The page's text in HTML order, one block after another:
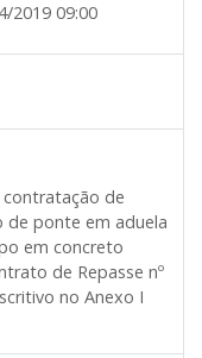
2019 09:00
de
de ponte em aduela
em concreto
de Repasse nº
no Anexo I